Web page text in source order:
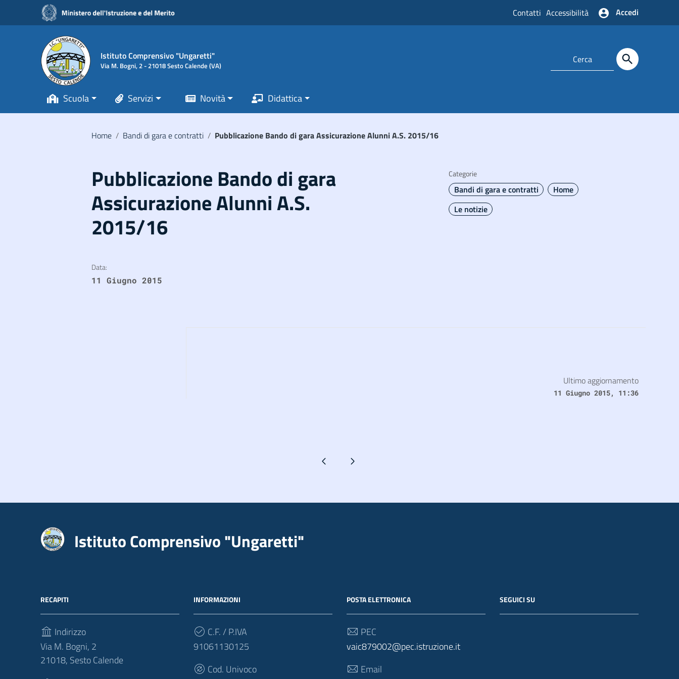
Vai ai contenuti
Vai al menu di navigazione
Vai al footer
Contatti Accessibilità Accedi
Istituto Comprensivo "Ungaretti"
Via M. Bogni, 2 - 21018 Sesto Calende (VA)
Scuola Servizi Novità Didattica
Home / Bandi di gara e contratti / Pubblicazione Bando di gara Assicurazione Alunni A.S. 2015/16
Pubblicazione Bando di gara
Assicurazione Alunni A.S.
2015/16
Categorie
Bandi di gara e contratti
Home
Le notizie
Data:
11 Giugno 2015
Ultimo aggiornamento
11 Giugno 2015, 11:36
Pagina precedentePagina successiva
Istituto Comprensivo "Ungaretti"
RECAPITI
Indirizzo
Via M. Bogni, 2
21018, Sesto Calende
INFORMAZIONI
C.F. / P.IVA
91061130125
Cod. Univoco
POSTA ELETTRONICA
PEC
vaic879002@pec.istruzione.it
Email
SEGUICI SU